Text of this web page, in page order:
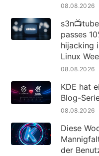
08.08.2026
passes
hijacking
Linux
08.08.2026
KDE hat
Blog-
08.08.2026
Diese
der